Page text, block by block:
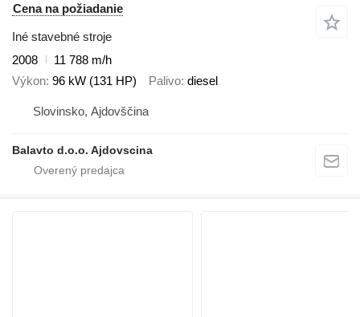
Cena na požiadanie
Iné stavebné stroje
2008
11 788 m/h
Výkon 96 kW (131 HP) Palivo diesel
Slovinsko, Ajdovščina
Balavto d.o.o. Ajdovscina